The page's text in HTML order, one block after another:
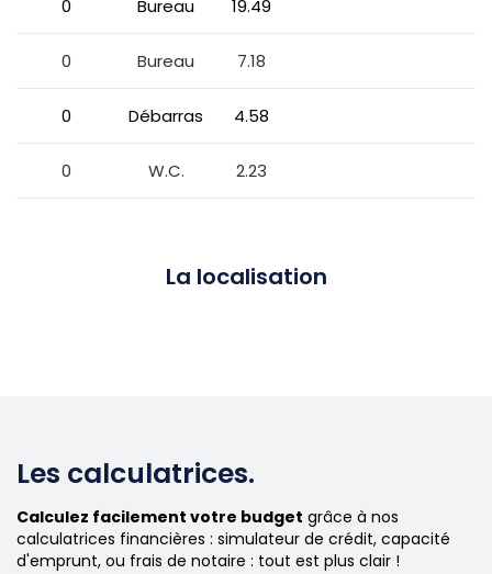
0 Bureau 19.49
0 Bureau 7.18
0 Débarras 4.58
0 W.C. 2.23
La localisation
Les calculatrices.
Calculez facilement votre budget grâce à nos
calculatrices financières : simulateur de crédit, capacité
d'emprunt, ou frais de notaire : tout est plus clair !